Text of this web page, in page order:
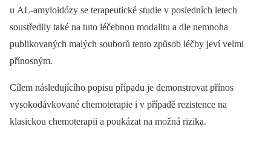
u AL-amyloidózy se terapeutické studie v posledních letech
soustředily také na tuto léčebnou modalitu a dle nemnoha
publikovaných malých souborů tento způsob léčby jeví velmi
přínosným.
Cílem následujícího popisu případu je demonstrovat přínos
vysokodávkované chemoterapie i v případě rezistence na
klasickou chemoterapii a poukázat na možná rizika.